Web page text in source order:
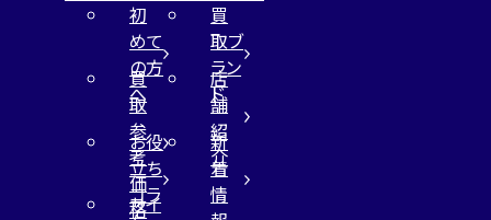
初
めて
の方
へ
買
取ブ
ラン
ド
買
取
参
考
価
格
店
舗
紹
介
お役
立ち
コラ
新
着
情
サイ